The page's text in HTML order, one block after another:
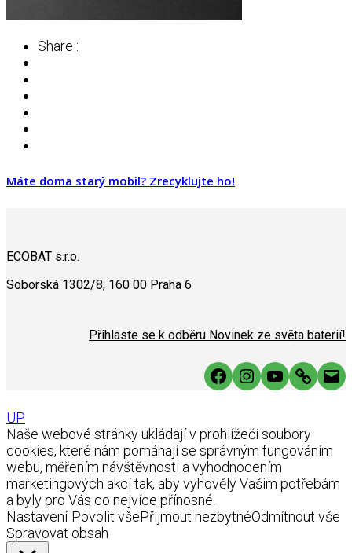
Share :
Máte doma starý mobil? Zrecyklujte ho!
ECOBAT s.r.o.
Soborská 1302/8, 160 00 Praha 6
Přihlaste se k odběru Novinek ze světa baterií!
Facebook
Instagram
YouTube
Link
UP
Naše webové stránky ukládají v prohlížeči soubory
cookies, které nám pomáhají se správným fungováním
webu, měřením návštěvnosti a vyhodnocením
marketingových akcí tak, aby vyhověly Vašim potřebám
a byly pro Vás co nejvíce přínosné.
Nastavení Povolit všePřijmout nezbytnéOdmítnout vše
Spravovat obsah